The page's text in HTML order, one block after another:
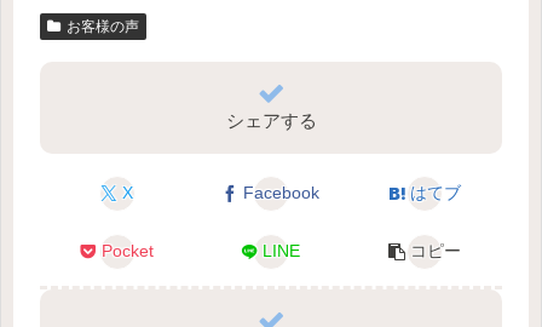
お客様の声
シェアする
X Facebook はてブ
Pocket LINE コピー